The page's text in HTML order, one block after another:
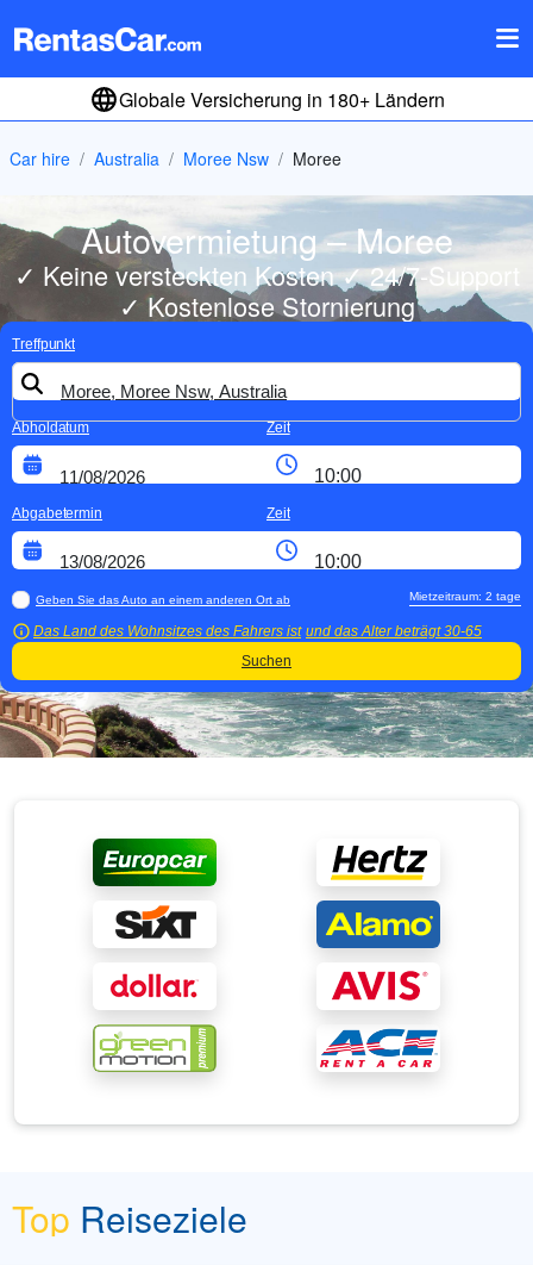
Globale Versicherung in 180+ Ländern
Car hire Australia Moree Nsw Moree
Autovermietung – Moree
✓ Keine versteckten Kosten ✓ 24/7-Support
✓ Kostenlose Stornierung
Treffpunkt
Abholdatum Zeit
Abgabetermin Zeit
Geben Sie das Auto an einem anderen Ort ab
Das Land des Wohnsitzes des Fahrers ist und das Alter beträgt30-65
Mietzeitraum: 2 tage
Suchen
Top Reiseziele